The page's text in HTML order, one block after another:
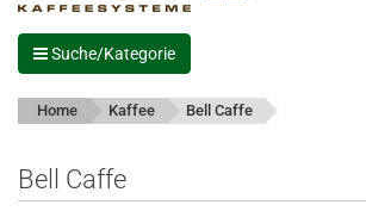
Suche/Kategorie
Home Kaffee Bell Caffe
Bell Caffe